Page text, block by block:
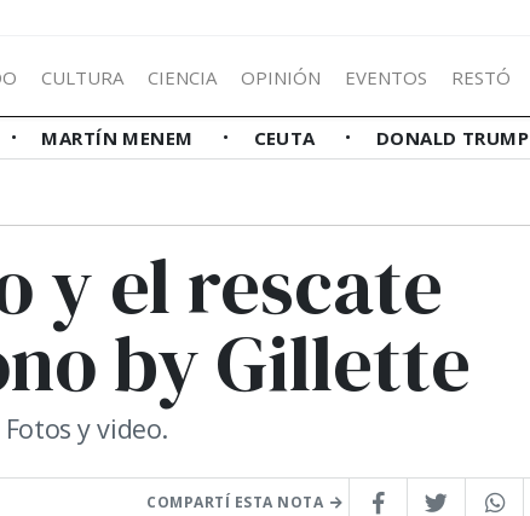
CULTURA CIENCIA OPINIÓN EVENTOS RESTÓ
MARTÍN MENEM CEUTA DONALD TRUMP
y el rescate
by Gillette
y video.
COMPARTÍ ESTA NOTA